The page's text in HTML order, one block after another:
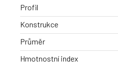
Profil
Konstrukce
Průměr
Hmotnostní index